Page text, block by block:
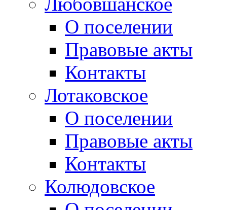
О поселении
Правовые акты
Контакты
Лотаковское
О поселении
Правовые акты
Контакты
Колюдовское